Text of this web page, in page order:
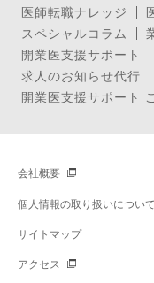
医師転職ナレッジ
スペシャルコラム
開業医支援サポート
求人のお知らせ代行
開業医支援サポート
会社概要
個人情報の取り扱いについて
サイトマップ
アクセス